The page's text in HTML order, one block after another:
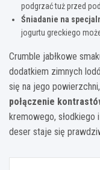
podgrzać tuż przed
Śniadanie na
jogurtu greckiego
Crumble jabłkowe
dodatkiem zimnych
się na jego
połączenie
kremowego,
deser staje się